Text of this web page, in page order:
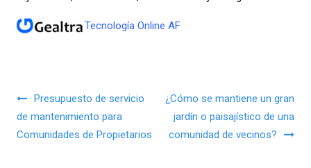
Tecnología Online AF
Navegación de entradas
Presupuesto de servicio
de mantenimiento para
Comunidades de Propietarios
¿Cómo se mantiene un gran
jardín o paisajístico de una
comunidad de vecinos?